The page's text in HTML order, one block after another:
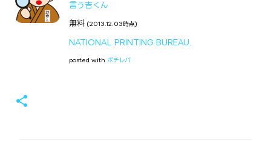
言う吉くん
無料 (2013.12.03時点)
NATIONAL PRINTING BUREAU.
posted with ポチレバ